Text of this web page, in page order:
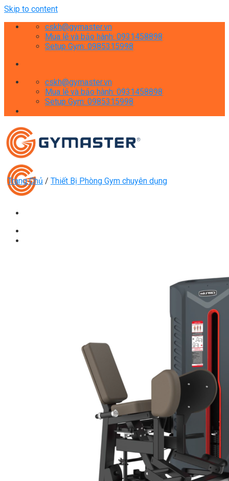
Skip to content
cskh@gymaster.vn
Mua lẻ và bảo hành: 0931458898
Setup Gym: 0985315998
cskh@gymaster.vn
Mua lẻ và bảo hành: 0931458898
Setup Gym: 0985315998
Máy Rung Bụng
Máy tập phục hồi chức năng
Thiết Bị Phòng Gym chuyên dụng
Máy Khối Tập Với Cáp
Máy khối đa năng
Ghế Tập Đa Năng
Khung Tập Tạ Rời
Dàn Tập Thể Lực 360
Máy tập Home Gym
Dụng Cụ Tập Gym
Giàn Tạ Đa Năng
Ghế Tập Bụng
Ghế Tập Tạ
Trang Chủ / Thiết Bị Phòng Gym chuyên dụng